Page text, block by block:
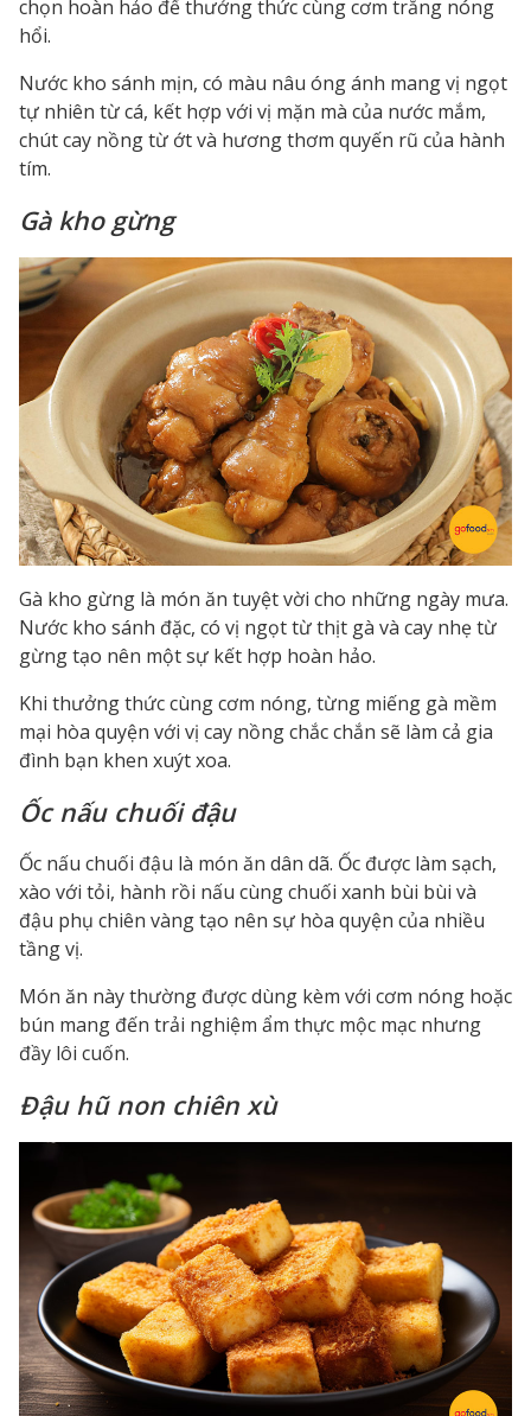
chọn hoàn hảo để thưởng thức cùng cơm trắng nóng
hổi.
Nước kho sánh mịn, có màu nâu óng ánh mang vị ngọt
tự nhiên từ cá, kết hợp với vị mặn mà của nước mắm,
chút cay nồng từ ớt và hương thơm quyến rũ của hành
tím.
Gà kho gừng
Gà kho gừng là món ăn tuyệt vời cho những ngày mưa.
Nước kho sánh đặc, có vị ngọt từ thịt gà và cay nhẹ từ
gừng tạo nên một sự kết hợp hoàn hảo.
Khi thưởng thức cùng cơm nóng, từng miếng gà mềm
mại hòa quyện với vị cay nồng chắc chắn sẽ làm cả gia
đình bạn khen xuýt xoa.
Ốc nấu chuối đậu
Ốc nấu chuối đậu là món ăn dân dã. Ốc được làm sạch,
xào với tỏi, hành rồi nấu cùng chuối xanh bùi bùi và
đậu phụ chiên vàng tạo nên sự hòa quyện của nhiều
tầng vị.
Món ăn này thường được dùng kèm với cơm nóng hoặc
bún mang đến trải nghiệm ẩm thực mộc mạc nhưng
đầy lôi cuốn.
Đậu hũ non chiên xù